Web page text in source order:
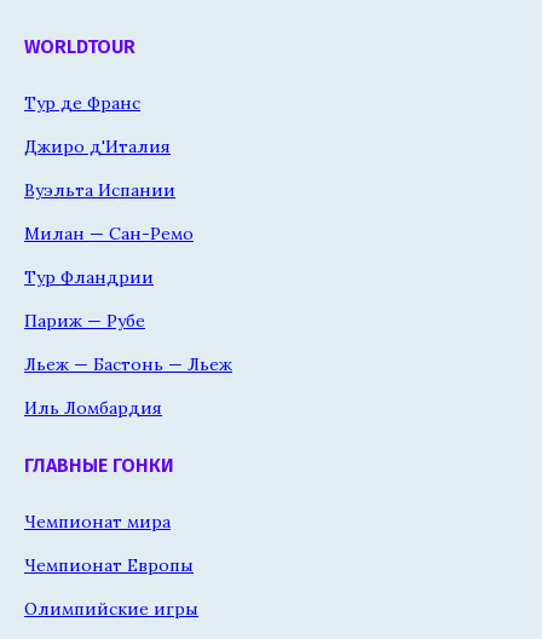
WORLDTOUR
Тур де Франс
Джиро д'Италия
Вуэльта Испании
Милан — Сан-Ремо
Тур Фландрии
Париж — Рубе
Льеж — Бастонь — Льеж
Иль Ломбардия
ГЛАВНЫЕ ГОНКИ
Чемпионат мира
Чемпионат Европы
Олимпийские игры